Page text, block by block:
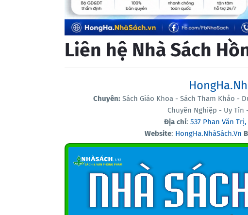
Liên hệ Nhà Sách
Chuyên: Sách Giáo Khoa - Sách Tham Khảo -
Chuyên Nghiệp - Uy Tín
Địa chỉ: 537 Phan Văn
Website: HongHa.NhàSách.Vn